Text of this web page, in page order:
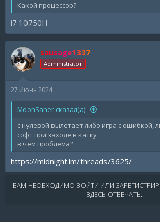
Какой процессор?
i7 10750H
sausage1337
Administrator
27 Июнь 2024
MoonSaner сказал(а):
с нулевой вылетает либо игра с ошибкой,
софт при заходе в катку
в чем проблема?
https://midnight.im/threads/3625/
ВАМ НЕОБХОДИМО ВОЙТИ ИЛИ
ЗДЕСЬ ОТВЕЧАТЬ.